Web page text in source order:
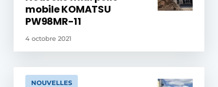
mobile KOMATSU
PW98MR-11
4 octobre 2021
NOUVELLES